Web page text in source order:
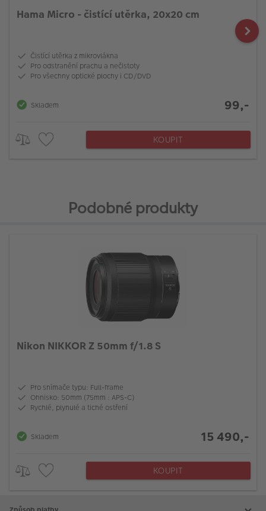
Hama Micro - čistící utěrka, 20x20 cm
Čistící utěrka z mikrovlákna
Pro odstranění prachu a nečistoty
Pro všechny optické plochy i CD/DVD
Skladem 99,-
KOUPIT
Podobné produkty
Nikon NIKKOR Z 50mm f/1.8 S
Pro snímače typu: Full-frame
Ohnisko: 50mm (75mm : APS-C)
Rychlé, plynulé a tiché ostření
Skladem 15 490,-
KOUPIT